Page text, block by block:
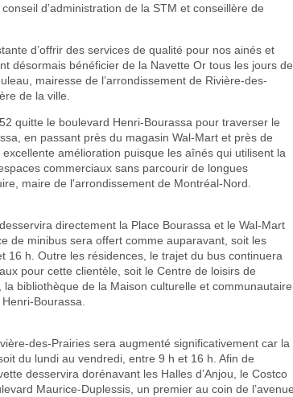
d’administration de la STM et conseillère de
d’offrir des services de qualité pour nos ainés et
désormais bénéficier de la Navette Or tous les jours de
mairesse de l’arrondissement de Rivière-des-
de la ville.
quitte le boulevard Henri-Bourassa pour traverser le
en passant près du magasin Wal-Mart et près de
amélioration puisque les aînés qui utilisent la
commerciaux sans parcourir de longues
maire de l'arrondissement de Montréal-Nord.
directement la Place Bourassa et le Wal-Mart
de minibus sera offert comme auparavant, soit les
16 h. Outre les résidences, le trajet du bus continuera
pour cette clientèle, soit le Centre de loisirs de
bibliothèque de la Maison culturelle et communautaire
Bourassa.
des-Prairies sera augmenté significativement car la
du lundi au vendredi, entre 9 h et 16 h. Afin de
desservira dorénavant les Halles d’Anjou, le Costco
Maurice-Duplessis, un premier au coin de l’avenue